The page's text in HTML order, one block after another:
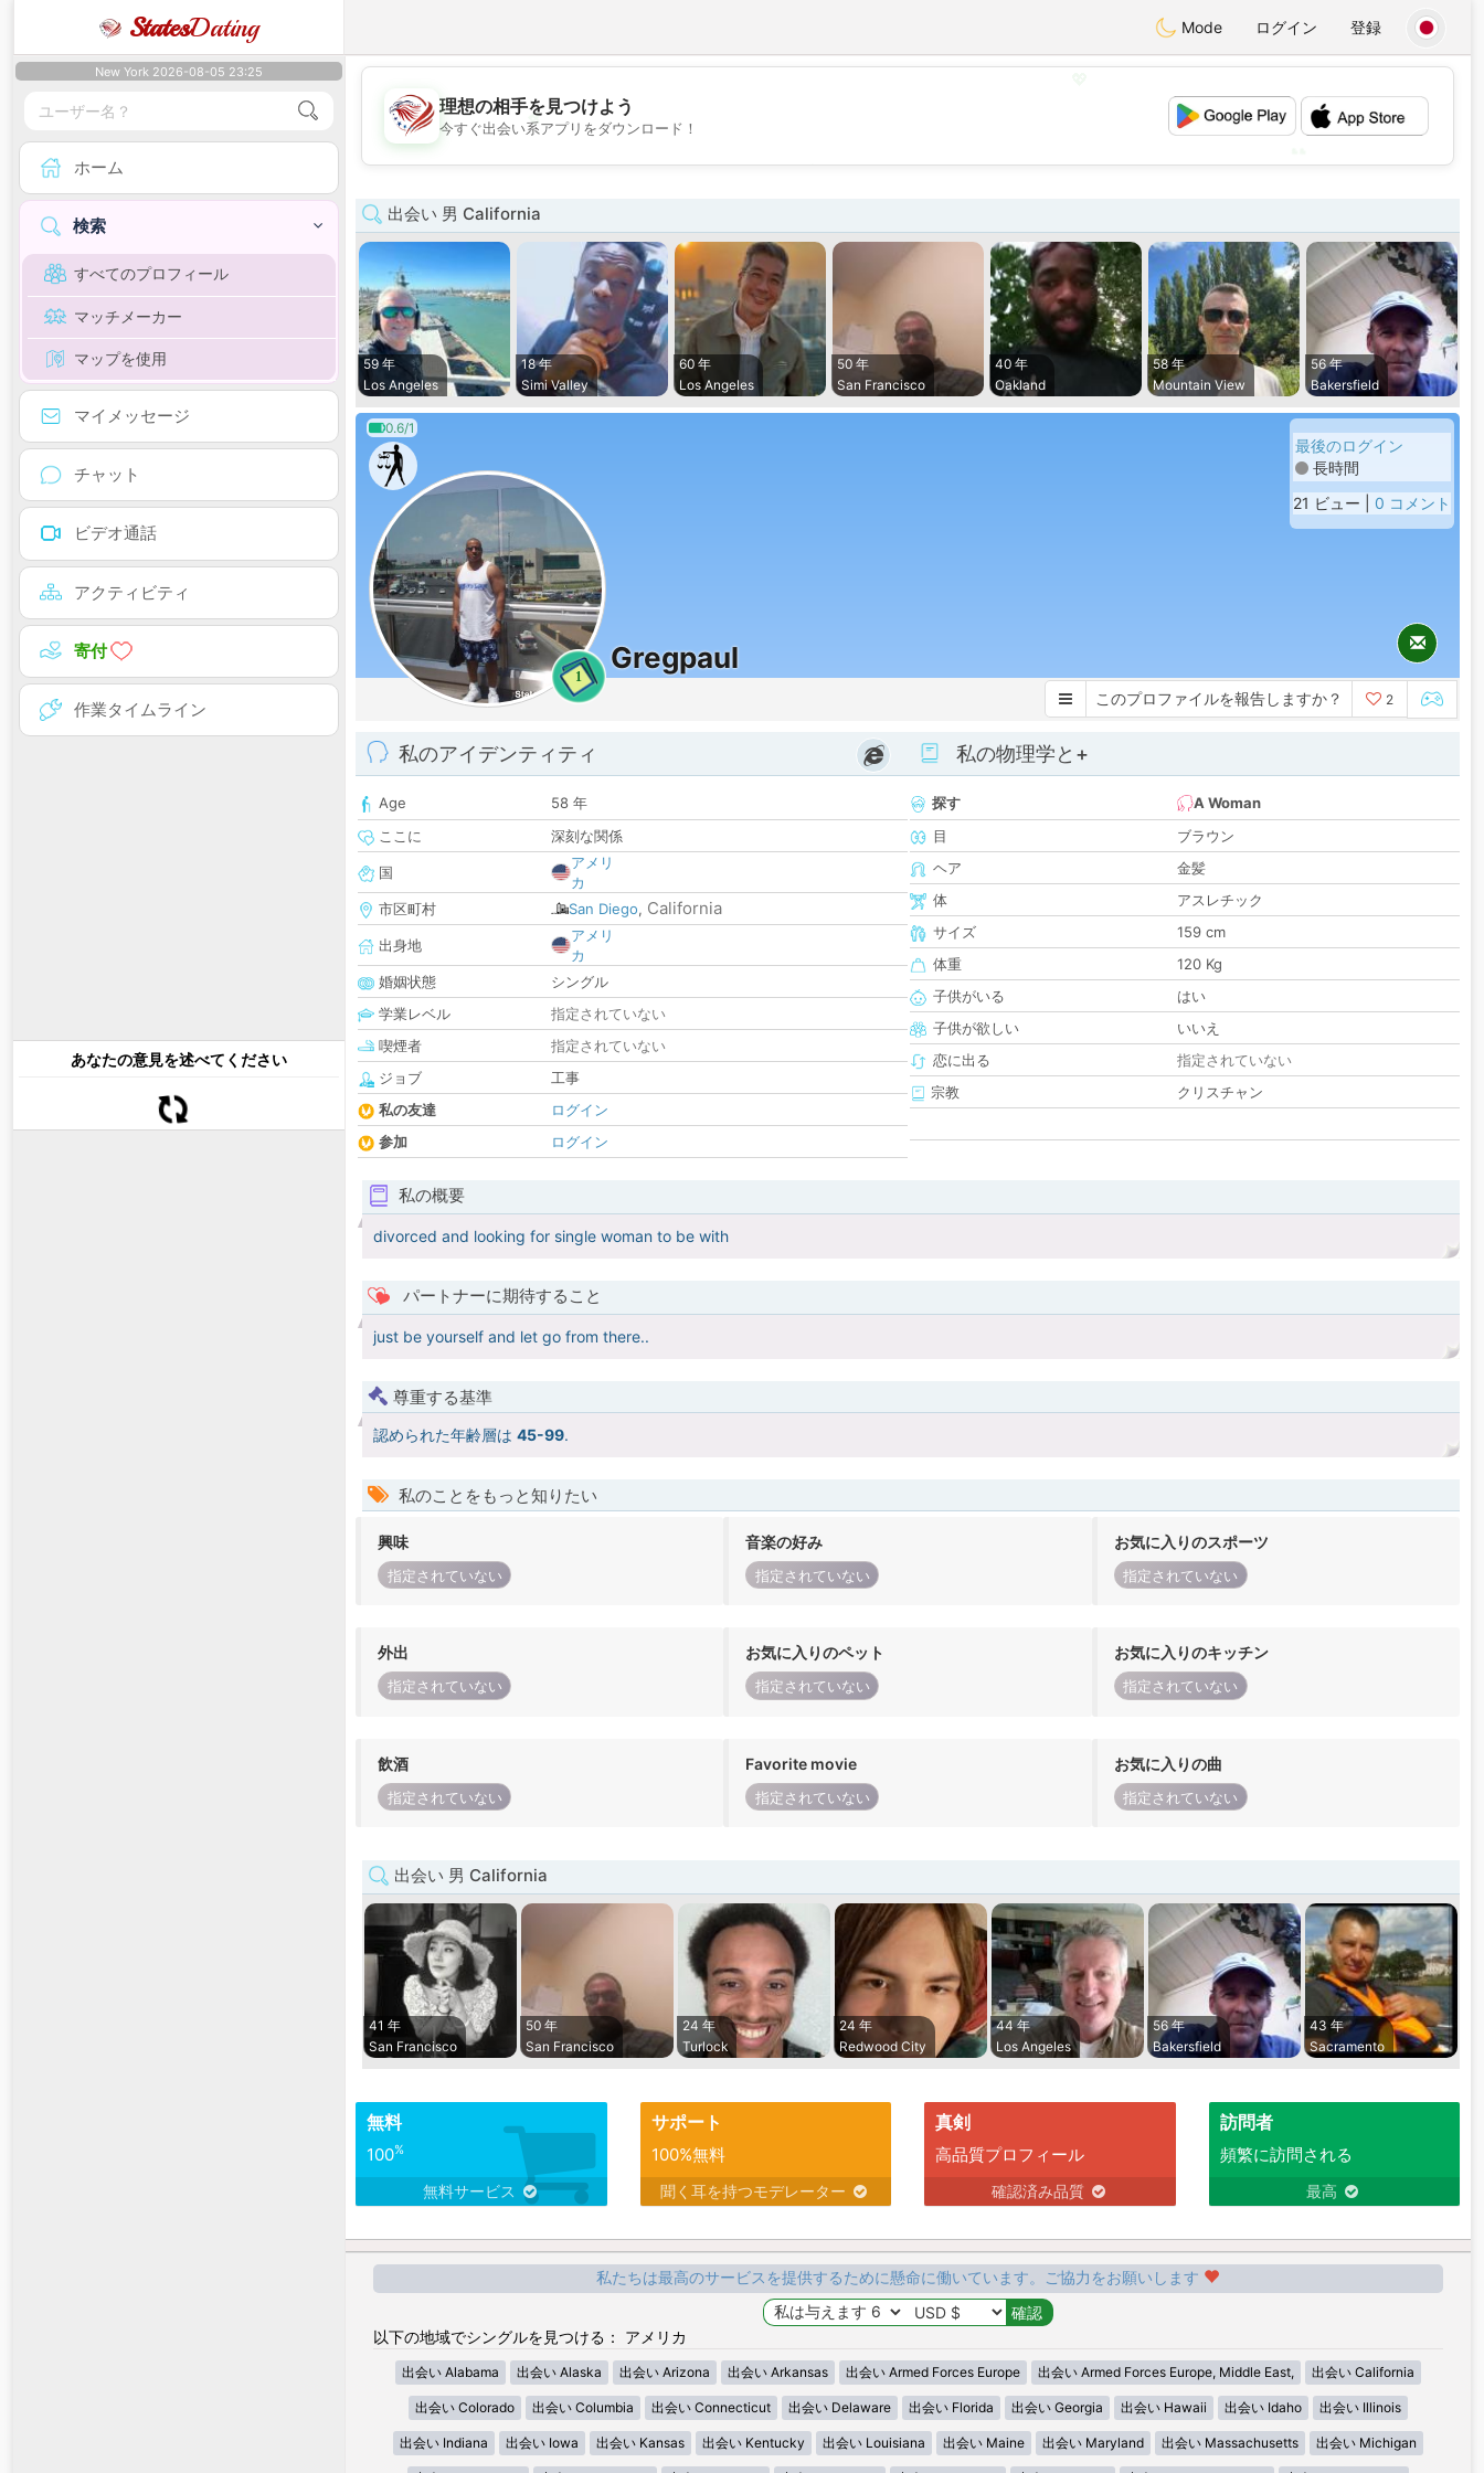
StatesDating Mode ログイン 登録
New York 2026-08-05 23:25
ホーム
検索
すべてのプロフィール
マッチメーカー
マップを使用
マイメッセージ
チャット
ビデオ通話
アクティビティ
寄付
作業タイムライン
あなたの意見を述べてください
💖
💕
💕
理想の相手を見つけよう
今すぐ出会い系アプリをダウンロード！
出会い 男 California
59 年
Los Angeles
18 年
Simi Valley
60 年
Los Angeles
50 年
San Francisco
40 年
Oakland
58 年
Mountain View
56 年
Bakersfield
0.6/1
1
Gregpaul
最後のログイン
長時間
21 ビュー | 0 コメント
このプロファイルを報告しますか？ 2
私のアイデンティティ
Age
58 年
ここに
深刻な関係
国
アメリ
カ
市区町村
San Diego, California
出身地
アメリ
カ
婚姻状態
シングル
学業レベル
指定されていない
喫煙者
指定されていない
ジョブ
工事
私の友達
ログイン
参加
ログイン
私の物理学と+
探す
A Woman
目
ブラウン
ヘア
金髪
体
アスレチック
サイズ
159 cm
体重
120 Kg
子供がいる
はい
子供が欲しい
いいえ
恋に出る
指定されていない
宗教
クリスチャン
私の概要
divorced and looking for single woman to be with
パートナーに期待すること
just be yourself and let go from there..
尊重する基準
認められた年齢層は 45-99.
私のことをもっと知りたい
興味
指定されていない
音楽の好み
指定されていない
お気に入りのスポーツ
指定されていない
外出
指定されていない
お気に入りのペット
指定されていない
お気に入りのキッチン
指定されていない
飲酒
指定されていない
Favorite movie
指定されていない
お気に入りの曲
指定されていない
出会い 男 California
41 年
San Francisco
50 年
San Francisco
24 年
Turlock
24 年
Redwood City
44 年
Los Angeles
56 年
Bakersfield
43 年
Sacramento
無料
100%
無料サービス
サポート
100%無料
聞く耳を持つモデレーター
真剣
高品質プロフィール
確認済み品質
訪問者
頻繁に訪問される
最高
私たちは最高のサービスを提供するために懸命に働いています。ご協力をお願いします
以下の地域でシングルを見つける： アメリカ
出会い Alabama 出会い Alaska 出会い Arizona 出会い Arkansas 出会い Armed Forces Europe 出会い Armed Forces Europe, Middle East, 出会い California
出会い Colorado 出会い Columbia 出会い Connecticut 出会い Delaware 出会い Florida 出会い Georgia 出会い Hawaii 出会い Idaho 出会い Illinois
出会い Indiana 出会い Iowa 出会い Kansas 出会い Kentucky 出会い Louisiana 出会い Maine 出会い Maryland 出会い Massachusetts 出会い Michigan